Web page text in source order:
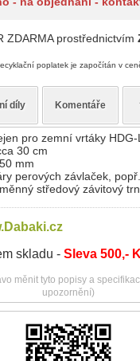
ZDARMA prostřednictvím
poplatek je započítán v
díly Komentáře
pro zemní vrtáky
30 cm
mm
perových závlaček,
středový závitový trn
skladu - Sleva 500,-
měnit tyto popisy a
upozornění)